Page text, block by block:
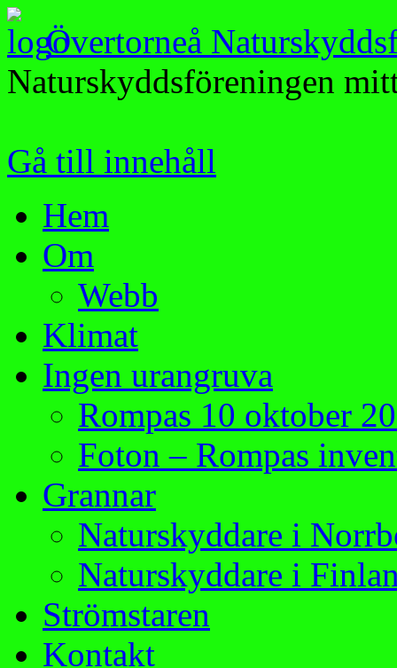
Övertorneå
Naturskyddsföreningen
Gå till innehåll
Hem
Om
Webb
Klimat
Ingen urangruva
Rompas 10 oktober
Foton – Rompas
Grannar
Naturskyddare i
Naturskyddare i
Strömstaren
Kontakt